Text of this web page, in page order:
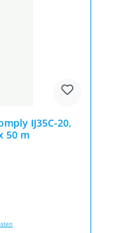
IJ35C-20,
50 m